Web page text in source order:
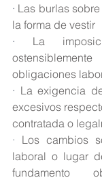
· Las burlas
la forma de vestir
· La
obligaciones
· La exigencia
excesivos
contratada o
· Los cambios
laboral o lugar
fundamento